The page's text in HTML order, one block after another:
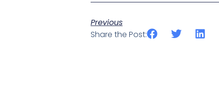
Previous
Share the Post: